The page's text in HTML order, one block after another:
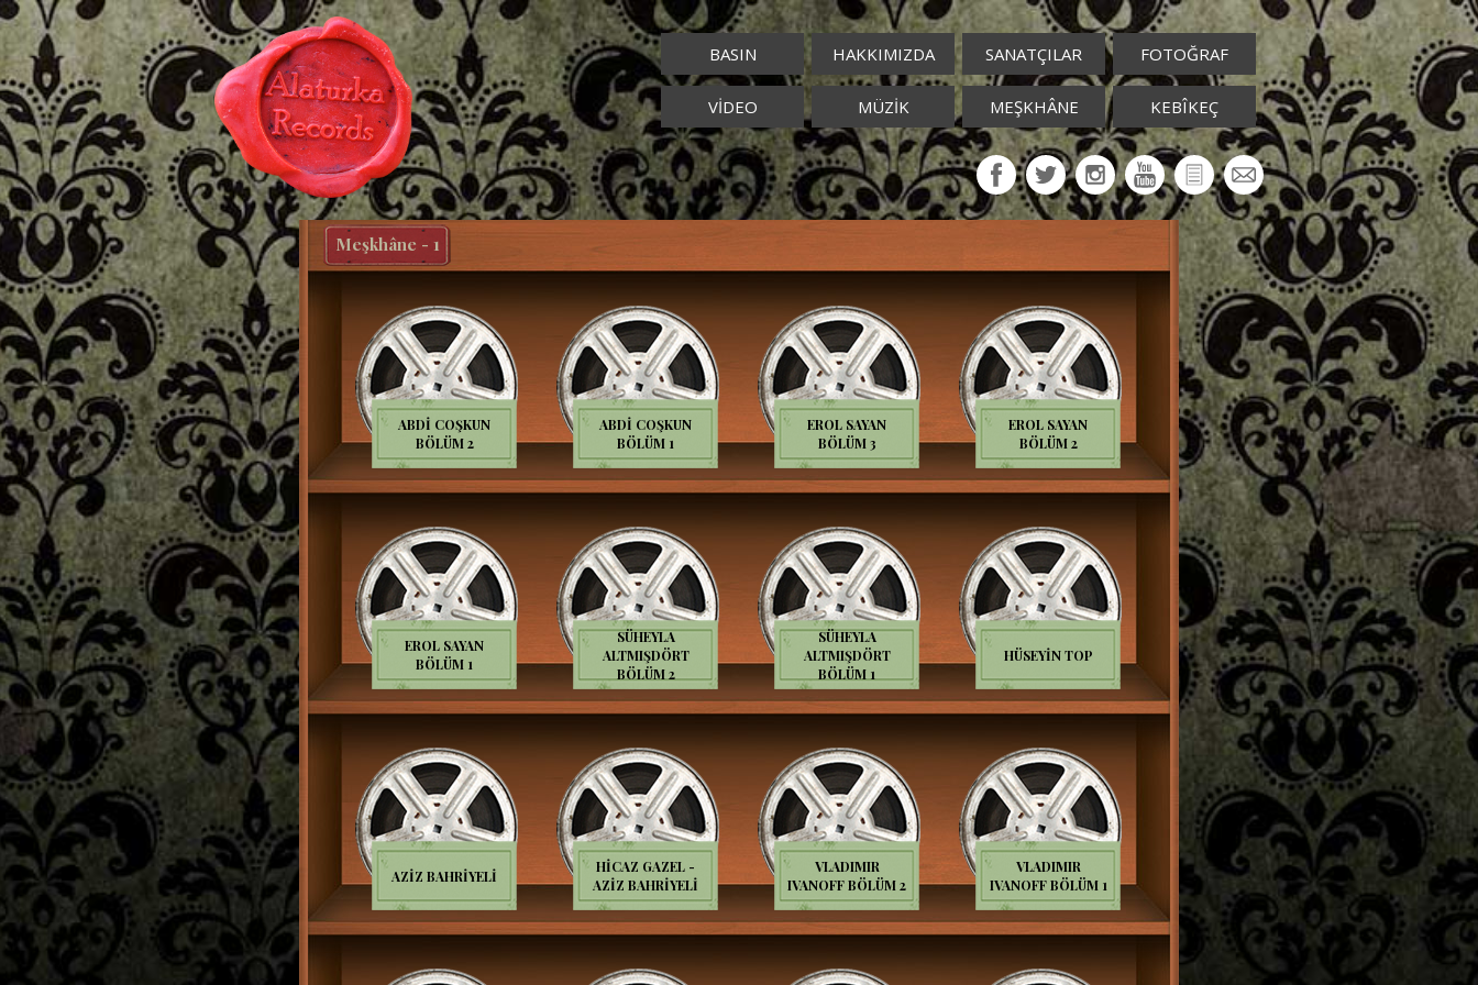
BASIN HAKKIMIZDA SANATÇILAR FOTOĞRAF
VİDEO MÜZİK MEŞKHÂNE KEBÎKEÇ
Meşkhâne - 1
ABDİ COŞKUN
BÖLÜM 2
ABDİ COŞKUN
BÖLÜM 1
EROL SAYAN
BÖLÜM 3
EROL SAYAN
BÖLÜM 2
EROL SAYAN
BÖLÜM 1
SÜHEYLA
ALTMIŞDÖRT
BÖLÜM 2
SÜHEYLA
ALTMIŞDÖRT
BÖLÜM 1
HÜSEYİN TOP
AZİZ BAHRİYELİ
HİCAZ GAZEL -
AZİZ BAHRİYELİ
VLADIMIR
IVANOFF BÖLÜM 2
VLADIMIR
IVANOFF BÖLÜM 1